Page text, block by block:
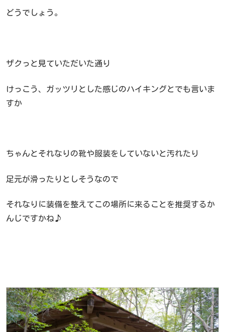
どうでしょう。
ザクっと見ていただいた通り
けっこう、ガッツリとした感じのハイキングとでも言いま
すか
ちゃんとそれなりの靴や服装をしていないと汚れたり
足元が滑ったりとしそうなので
それなりに装備を整えてこの場所に来ることを推奨するか
んじですかね♪